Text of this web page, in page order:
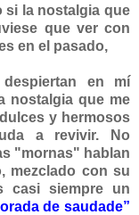
si la nostalgia que
que ver con
en el pasado,
despiertan en mí
nosta lgia que me
y hermosos
a revivir. No
"mornas" hablan
mezclado con su
casi siempre un
de saudade”